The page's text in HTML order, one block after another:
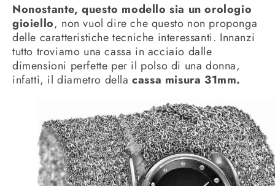
Nonostante, questo modello sia un orologio
gioiello, non vuol dire che questo non proponga
delle caratteristiche tecniche interessanti. Innanzi
tutto troviamo una cassa in acciaio dalle
dimensioni perfette per il polso di una donna,
infatti, il diametro della cassa misura 31mm.